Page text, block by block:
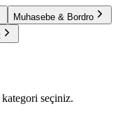
Muhasebe & Bordro
seçiniz.